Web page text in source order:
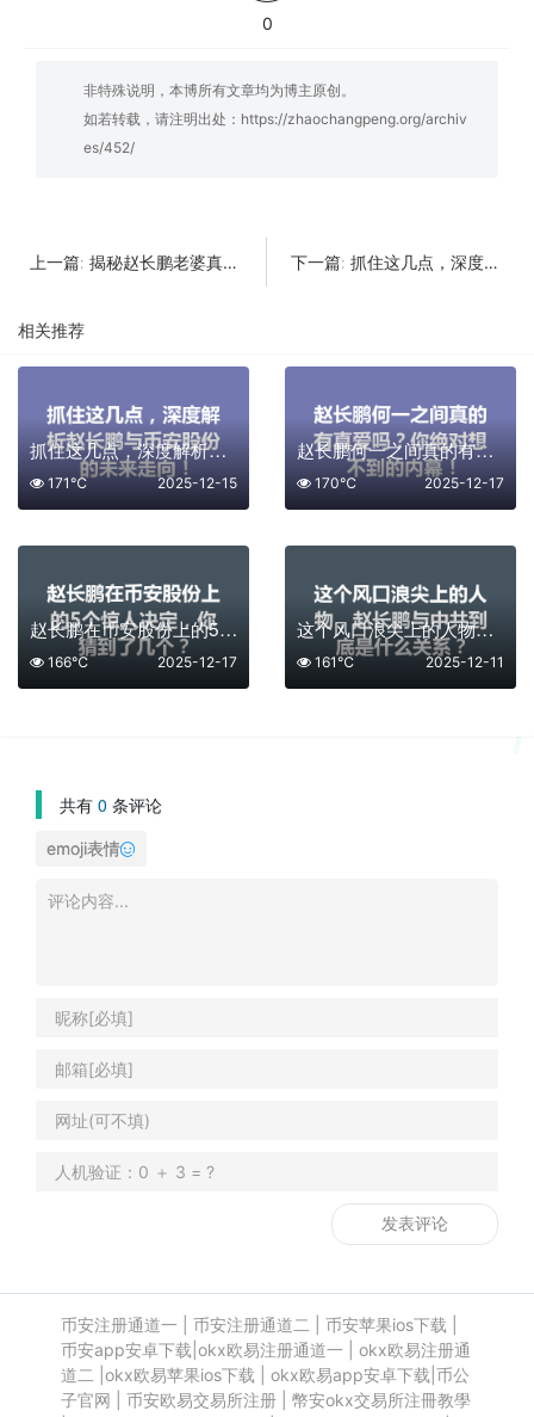
0
非特殊说明，本博所有文章均为博主原创。
如若转载，请注明出处： https://zhaochangpeng.org/archiv
es/452/
上一篇: 揭秘赵长鹏老婆真实身份；你不知道的那些秘密！ 下一篇: 抓住这几点，深度解析赵长鹏与币安股份的未来走向！
相关推荐
抓住这几点，深度解析赵长鹏与币安股份的未来走向！
2025-12-15
171℃
赵长鹏何一之间真的有真爱吗？你绝对想不到的内幕！
2025-12-17
170℃
赵长鹏在币安股份上的5个惊人决定，你猜到了几个？
2025-12-17
166℃
这个风口浪尖上的人物，赵长鹏与中共到底是什么关系？
2025-12-11
161℃
共有 0 条评论
emoji表情
币安注册通道一 币安注册通道二 币安苹果ios下载
币安app安卓下载 okx欧易注册通道一
okx欧易注册通
道二
okx欧易苹果ios下载 okx欧易app安卓下载 币公
子官网
币安欧易交易所注册| 幣安okx交易所注冊教學